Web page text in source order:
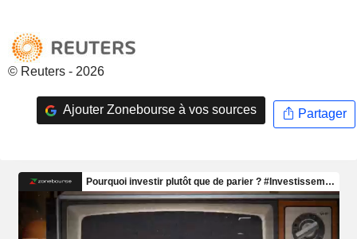
© Reuters - 2026
Ajouter Zonebourse à vos sources Partager